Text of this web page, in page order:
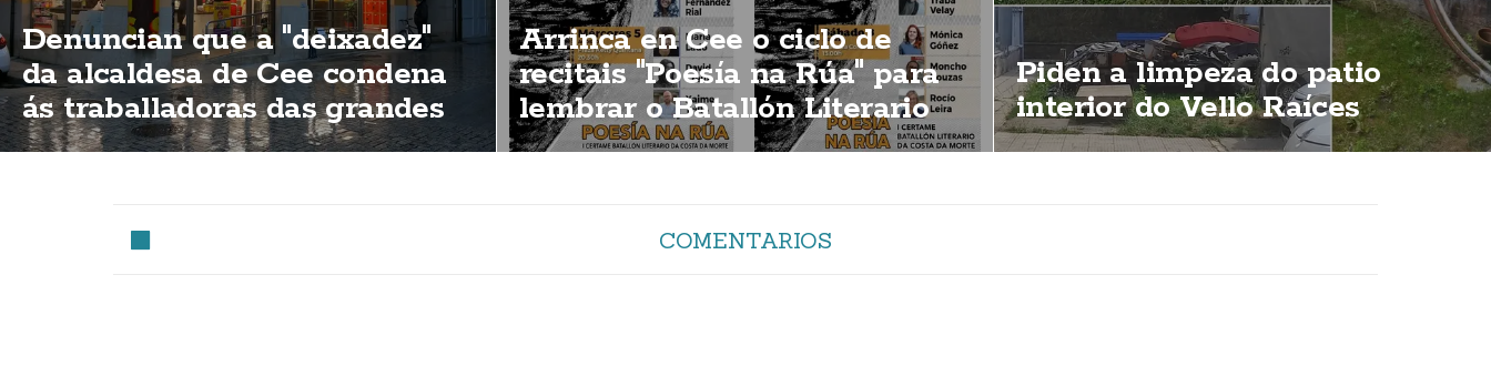
Denuncian que a "deixadez"
da alcaldesa de Cee condena
ás traballadoras das grandes
superificies a traballar o 15 de
Arrinca en Cee o ciclo de
recitais "Poesía na Rúa" para
lembrar o Batallón Literario
Piden a limpeza do patio
interior do Vello Raíces
COMENTARIOS